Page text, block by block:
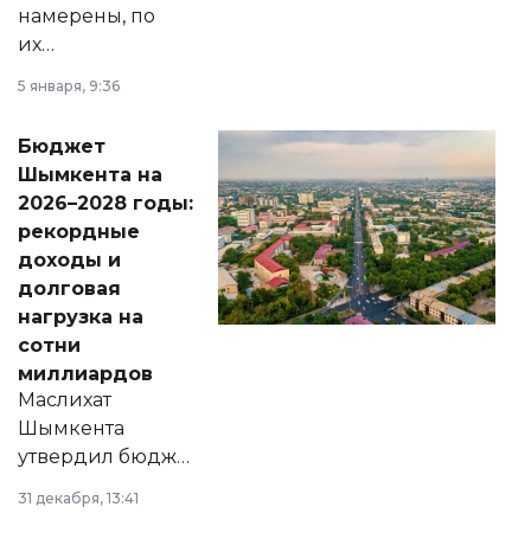
намерены, по
их
принести
народу
Венесуэлы.
5 января, 9:36
Бюджет
Шымкента на
2026–2028 годы:
рекордные
доходы и
долговая
нагрузка на
сотни
миллиардов
Маслихат
Шымкента
утвердил бюджет
города на 2026–
2028 годы.
31 декабря, 13:41